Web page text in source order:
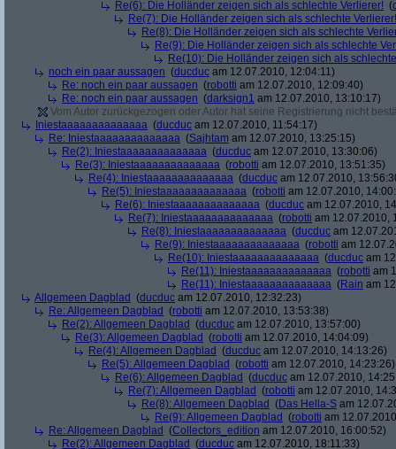
Re(6): Die Holländer zeigen sich als schlechte Verlierer! (
Re(7): Die Holländer zeigen sich als schlechte Verlierer!
Re(8): Die Holländer zeigen sich als schlechte
Re(9): Die Holländer zeigen sich als schlechte
Re(10): Die Holländer zeigen sich als
noch ein paar aussagen (ducduc am 12.07.2010, 12:04:11)
Re: noch ein paar aussagen (robotti am 12.07.2010, 12:09:40)
Re: noch ein paar aussagen (darksign1 am 12.07.2010, 13:10:17)
Vom Autor zurückgezogen oder Autor hat seine Registrierung nicht
Iniestaaaaaaaaaaaaaa (ducduc am 12.07.2010, 11:54:17)
Re: Iniestaaaaaaaaaaaaaa (Sajhtam am 12.07.2010, 13:25:15)
Re(2): Iniestaaaaaaaaaaaaaa (ducduc am 12.07.2010, 13:30:06)
Re(3): Iniestaaaaaaaaaaaaaa (robotti am 12.07.2010, 13:51:35)
Re(4): Iniestaaaaaaaaaaaaaa (ducduc am 12.07.2010,
Re(5): Iniestaaaaaaaaaaaaaa (robotti am 12.07.2010,
Re(6): Iniestaaaaaaaaaaaaaa (ducduc am 12.07.2010,
Re(7): Iniestaaaaaaaaaaaaaa (robotti am 12.07.2010,
Re(8): Iniestaaaaaaaaaaaaaa (ducduc am
Re(9): Iniestaaaaaaaaaaaaaa (robotti am
Re(10): Iniestaaaaaaaaaaaaaa (ducduc am
Re(11): Iniestaaaaaaaaaaaaaa (robotti am
Re(11): Iniestaaaaaaaaaaaaaa (Rain am
Allgemeen Dagblad (ducduc am 12.07.2010, 12:32:23)
Re: Allgemeen Dagblad (robotti am 12.07.2010, 13:53:38)
Re(2): Allgemeen Dagblad (ducduc am 12.07.2010, 13:57:00)
Re(3): Allgemeen Dagblad (robotti am 12.07.2010, 14:04:09)
Re(4): Allgemeen Dagblad (ducduc am 12.07.2010, 14:13:26)
Re(5): Allgemeen Dagblad (robotti am 12.07.2010, 14:23:26)
Re(6): Allgemeen Dagblad (ducduc am 12.07.2010,
Re(7): Allgemeen Dagblad (robotti am 12.07.2010,
Re(8): Allgemeen Dagblad (Das Hella-S am
Re(9): Allgemeen Dagblad (robotti am
Re: Allgemeen Dagblad (Collectors_edition am 12.07.2010, 16:00:52)
Re(2): Allgemeen Dagblad (ducduc am 12.07.2010, 18:11:33)